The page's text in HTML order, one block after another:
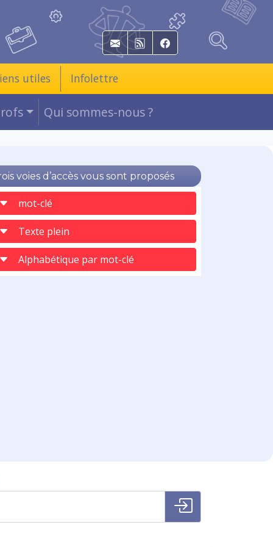
E-mail RSS Facebook
utiles Infolettre
Qui sommes-nous ?
voies d’accès vous sont proposés
mot-clé
Texte plein
Alphabétique par mot-clé